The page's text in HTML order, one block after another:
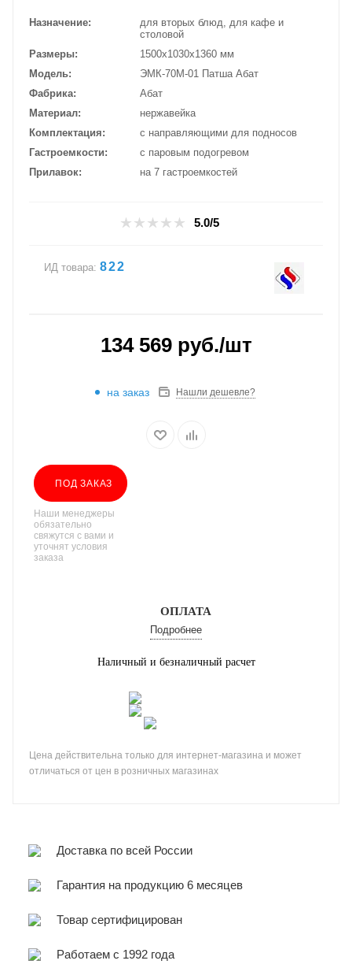
Назначение
для вторых блюд, для кафе и
столовой
Размеры
1500х1030х1360 мм
Модель
ЭМК-70М-01 Патша Абат
Фабрика
Абат
Материал
нержавейка
Комплектация
с направляющими для подносов
Гастроемкости
с паровым подогревом
Прилавок
на 7 гастроемкостей
5.0/5
ИД товара: 822
134 569руб./шт
на заказ Нашли дешевле?
ПОД ЗАКАЗ
Наши менеджеры
обязательно
свяжутся с вами и
уточнят условия
заказа
ОПЛАТА
Подробнее
Наличный и безналичный расчет
Цена действительна только для интернет-магазина и может
отличаться от цен в розничных магазинах
Доставка по всей России
Гарантия на продукцию 6 месяцев
Товар сертифицирован
Работаем с 1992 года